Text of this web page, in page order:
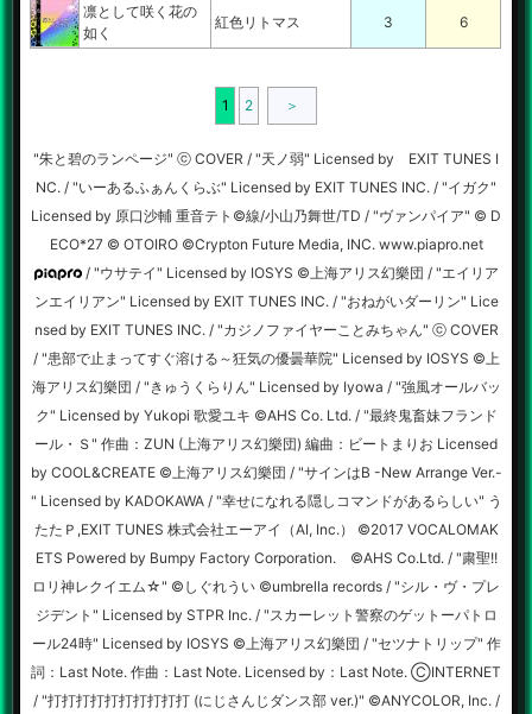
凛として咲く花の
如く
紅色リトマス 3 6
1 2 ＞
"朱と碧のランページ" ⓒ COVER / "天ノ弱" Licensed by EXIT TUNES I
NC. / "いーあるふぁんくらぶ" Licensed by EXIT TUNES INC. / "イガク"
Licensed by 原口沙輔 重音テト©線/小山乃舞世/TD / "ヴァンパイア" © D
ECO*27 © OTOIRO ©Crypton Future Media, INC. www.piapro.net
/ "ウサテイ" Licensed by IOSYS ©上海アリス幻樂団 / "エイリア
ンエイリアン" Licensed by EXIT TUNES INC. / "おねがいダーリン" Lice
nsed by EXIT TUNES INC. / "カジノファイヤーことみちゃん" ⓒ COVER
/ "患部で止まってすぐ溶ける～狂気の優曇華院" Licensed by IOSYS ©上
海アリス幻樂団 / "きゅうくらりん" Licensed by Iyowa / "強風オールバッ
ク" Licensed by Yukopi 歌愛ユキ ©︎AHS Co. Ltd. / "最終鬼畜妹フランド
ール・Ｓ" 作曲：ZUN (上海アリス幻樂団) 編曲：ビートまりお Licensed
by COOL&CREATE ©上海アリス幻樂団 / "サインはB -New Arrange Ver.-
" Licensed by KADOKAWA / "幸せになれる隠しコマンドがあるらしい" う
たたＰ,EXIT TUNES 株式会社エーアイ（AI, Inc.） ©2017 VOCALOMAK
ETS Powered by Bumpy Factory Corporation. ©AHS Co.Ltd. / "粛聖!!
ロリ神レクイエム☆" ©︎しぐれうい ©︎umbrella records / "シル・ヴ・プレ
ジデント" Licensed by STPR Inc. / "スカーレット警察のゲットーパトロ
ール24時" Licensed by IOSYS ©上海アリス幻樂団 / "セツナトリップ" 作
詞：Last Note. 作曲：Last Note. Licensed by：Last Note. ⒸINTERNET
/ "打打打打打打打打打打 (にじさんじダンス部 ver.)" ©ANYCOLOR, Inc. /